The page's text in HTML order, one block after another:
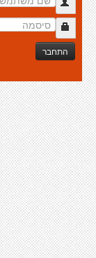
התחבר